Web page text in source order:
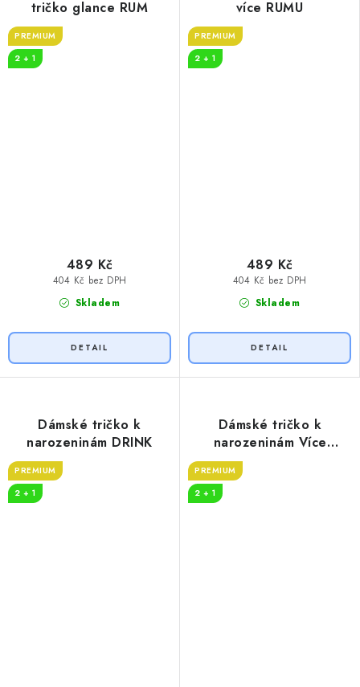
tričko glance RUM
PREMIUM
2 + 1
Skladem
404 Kč bez DPH
489 Kč
více RUMU
PREMIUM
2 + 1
Skladem
404 Kč bez DPH
489 Kč
Dámské tričko k
narozeninám DRINK
PREMIUM
2 + 1
Dámské tričko k
narozeninám Více
PREMIUM
2 + 1